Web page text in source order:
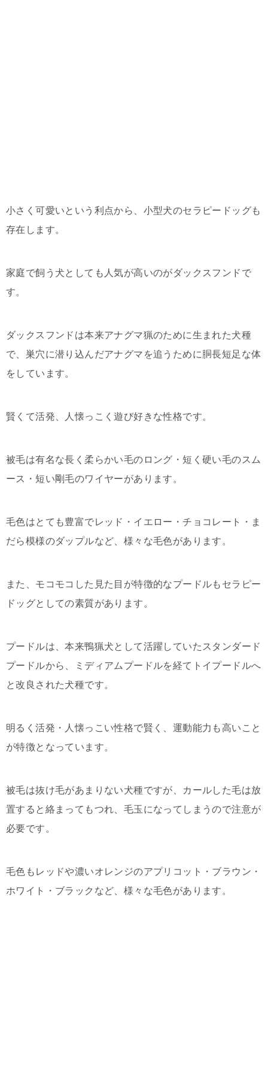
小さく可愛いという利点から、小型犬のセラピードッグも
存在します。
家庭で飼う犬としても人気が高いのがダックスフンドで
す。
ダックスフンドは本来アナグマ猟のために生まれた犬種
で、巣穴に潜り込んだアナグマを追うために胴長短足な体
をしています。
賢くて活発、人懐っこく遊び好きな性格です。
被毛は有名な長く柔らかい毛のロング・短く硬い毛のスム
ース・短い剛毛のワイヤーがあります。
毛色はとても豊富でレッド・イエロー・チョコレート・ま
だら模様のダップルなど、様々な毛色があります。
また、モコモコした見た目が特徴的なプードルもセラピー
ドッグとしての素質があります。
プードルは、本来鴨猟犬として活躍していたスタンダード
プードルから、ミディアムプードルを経てトイプードルへ
と改良された犬種です。
明るく活発・人懐っこい性格で賢く、運動能力も高いこと
が特徴となっています。
被毛は抜け毛があまりない犬種ですが、カールした毛は放
置すると絡まってもつれ、毛玉になってしまうので注意が
必要です。
毛色もレッドや濃いオレンジのアプリコット・ブラウン・
ホワイト・ブラックなど、様々な毛色があります。